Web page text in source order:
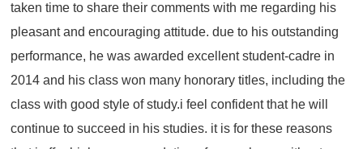
taken time to share their comments with me regarding his
pleasant and encouraging attitude. due to his outstanding
performance, he was awarded excellent student-cadre in
2014 and his class won many honorary titles, including the
class with good style of study.i feel confident that he will
continue to succeed in his studies. it is for these reasons